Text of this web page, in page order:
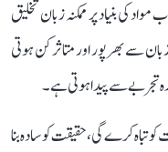
کی بنیاد پر ممکنہ زبان تخلیق
سے بھرپور اور متاثر کن ہوتی
تجربے سے پیدا ہوتی ہے۔
تباہ کرے گی، حقیقت کو سادہ بنا